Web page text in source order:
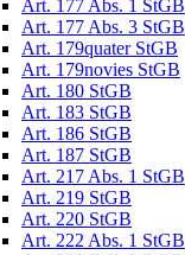
Art. 177 Abs. 1 StGB
Art. 177 Abs. 3 StGB
Art. 179quater StGB
Art. 179novies StGB
Art. 180 StGB
Art. 183 StGB
Art. 186 StGB
Art. 187 StGB
Art. 217 Abs. 1 StGB
Art. 219 StGB
Art. 220 StGB
Art. 222 Abs. 1 StGB